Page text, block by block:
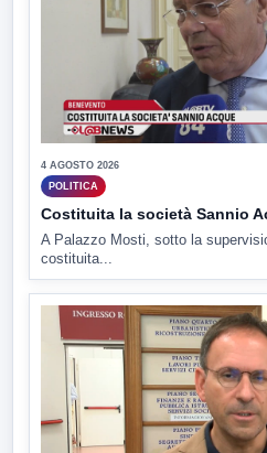
4 AGOSTO 2026
POLITICA
Costituita la società Sannio
A Palazzo Mosti, sotto la
costituita...